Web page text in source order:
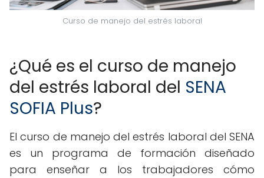
Curso de manejo del estrés laboral
¿Qué es el curso de manejo
del estrés laboral del SENA
SOFIA Plus?
El curso de manejo del estrés laboral del SENA
es un programa de formación diseñado
para enseñar a los trabajadores cómo